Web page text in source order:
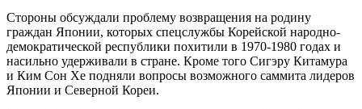
Стороны обсуждали проблему возвращения на родину
граждан Японии, которых спецслужбы Корейской народно-
демократической республики похитили в 1970-1980 годах и
насильно удерживали в стране. Кроме того Сигэру Китамура
и Ким Сон Хе подняли вопросы возможного саммита лидеров
Японии и Северной Кореи.